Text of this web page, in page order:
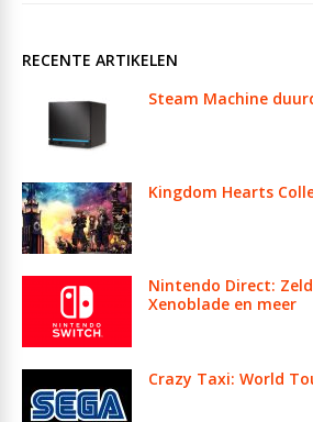
RECENTE ARTIKELEN
Steam Machine
Kingdom Hearts
Nintendo Direct:
Xenoblade en meer
Crazy Taxi: World